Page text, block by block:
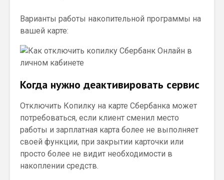
Варианты работы накопительной программы на
вашей карте:
Когда нужно деактивировать сервис
Отключить Копилку на карте Сбербанка может
потребоваться, если клиент сменил место
работы и зарплатная карта более не выполняет
своей функции, при закрытии карточки или
просто более не видит необходимости в
накоплении средств.